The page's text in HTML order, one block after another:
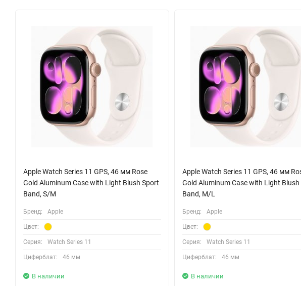
пополнить заряд аккумулятора легко и удобно в любой момент.
Apple Watch Series 11 GPS, 46 мм Rose
Gold Aluminum Case with Light Blush Sport
Band, S/M
Бренд: Apple
Цвет:
Серия: Watch Series 11
Циферблат: 46 мм
В наличии
Apple Watch Series 11 GPS, 46 мм
Gold Aluminum Case with Light Blush
Band, M/L
Бренд: Apple
Цвет:
Серия: Watch Series 11
Циферблат: 46 мм
В наличии